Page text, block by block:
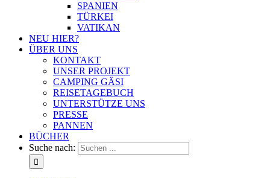
SPANIEN
TÜRKEI
VATIKAN
NEU HIER?
ÜBER UNS
KONTAKT
UNSER PROJEKT
CAMPING GÄSI
REISETAGEBUCH
UNTERSTÜTZE UNS
PRESSE
PANNEN
BÜCHER
Suche nach: